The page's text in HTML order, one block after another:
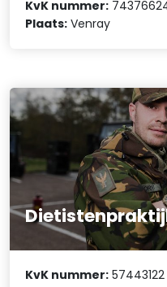
KvK nummer:
Plaats: Venray
KvK nummer: 57443122